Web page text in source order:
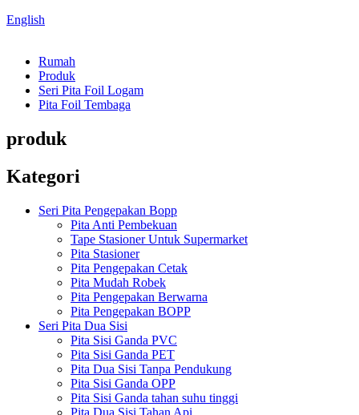
English
Rumah
Produk
Seri Pita Foil Logam
Pita Foil Tembaga
produk
Kategori
Seri Pita Pengepakan Bopp
Pita Anti Pembekuan
Tape Stasioner Untuk Supermarket
Pita Stasioner
Pita Pengepakan Cetak
Pita Mudah Robek
Pita Pengepakan Berwarna
Pita Pengepakan BOPP
Seri Pita Dua Sisi
Pita Sisi Ganda PVC
Pita Sisi Ganda PET
Pita Dua Sisi Tanpa Pendukung
Pita Sisi Ganda OPP
Pita Sisi Ganda tahan suhu tinggi
Pita Dua Sisi Tahan Api